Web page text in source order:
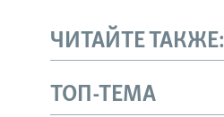
ЧИТАЙТЕ ТАКЖЕ:
ТОП-ТЕМА